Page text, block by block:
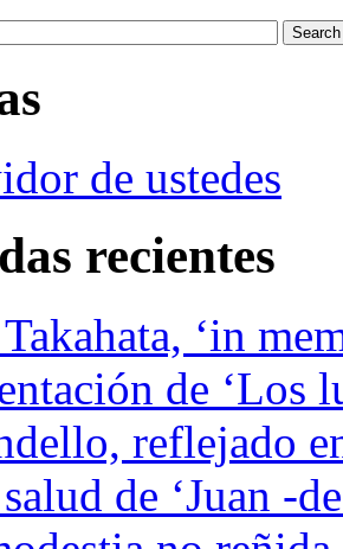
de ustedes
recientes
‘in
de ‘Los
reflejado
de ‘Juan -